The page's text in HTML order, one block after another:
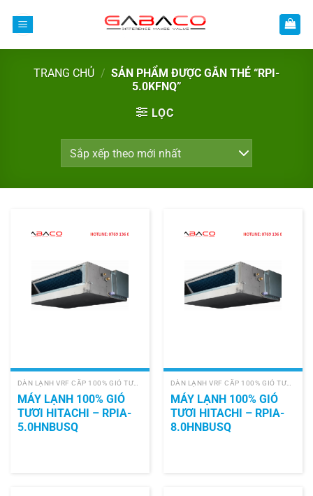
TRANG CHỦ / SẢN PHẨM ĐƯỢC GẮN THẺ “RPI-
5.0KFNQ”
LỌC
DÀN LẠNH VRF CẤP 100% GIÓ TƯƠI (PAU)
MÁY LẠNH 100% GIÓ
TƯƠI HITACHI – RPIA-
5.0HNBUSQ
DÀN LẠNH VRF CẤP 100% GIÓ TƯƠI (PAU)
MÁY LẠNH 100% GIÓ
TƯƠI HITACHI – RPIA-
8.0HNBUSQ